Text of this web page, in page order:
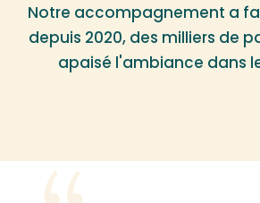
Notre accompagnement a
depuis 2020, des milliers de
apaisé l'ambiance dans